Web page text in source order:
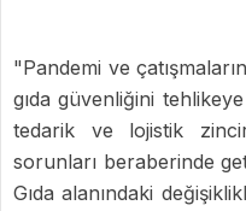
"Pandemi ve
gıda güvenliğini
tedarik ve lojistik
sorunları beraberinde
Gıda alanındaki